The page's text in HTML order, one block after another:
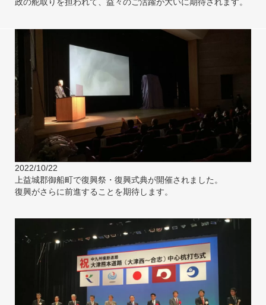
政の舵取りを担われて、益々のご活躍が大いに期待されます。
2022/10/22
上益城郡御船町で復興祭・復興式典が開催されました。
復興がさらに前進することを期待します。